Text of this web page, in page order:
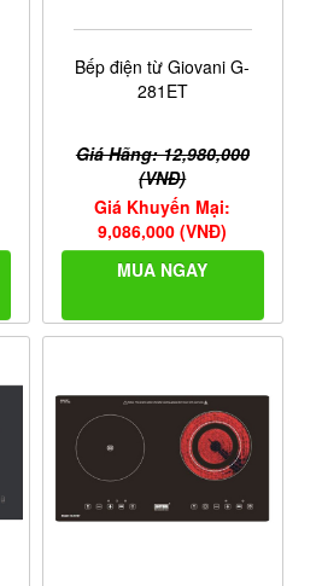
Bếp điện từ Giovani G-
281ET
Giá Hãng: 12,980,000
(VNĐ)
Giá Khuyến Mại:
9,086,000 (VNĐ)
MUA NGAY